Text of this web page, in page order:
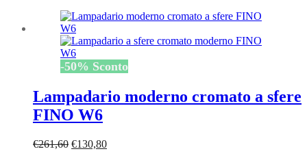
-50% Sconto
Lampadario moderno cromato a sfere
FINO W6
€261,60 Il
€130,80Il